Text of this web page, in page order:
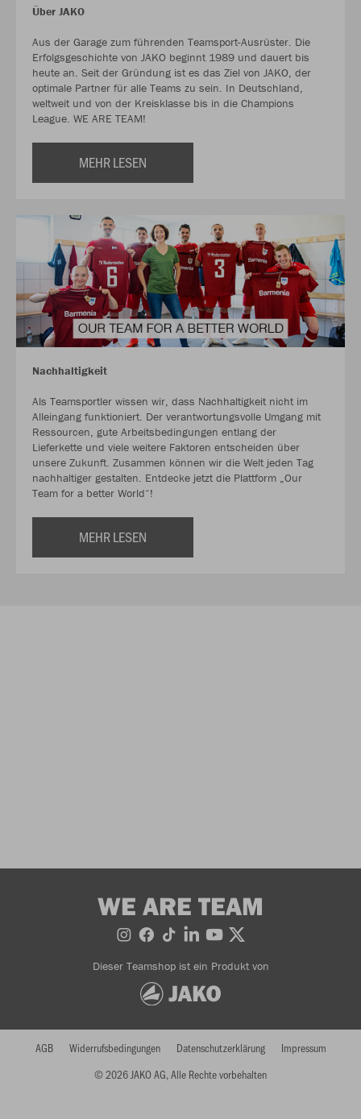
Über JAKO
Aus der Garage zum führenden Teamsport-Ausrüster. Die
Erfolgsgeschichte von JAKO beginnt 1989 und dauert bis
heute an. Seit der Gründung ist es das Ziel von JAKO, der
optimale Partner für alle Teams zu sein. In Deutschland,
weltweit und von der Kreisklasse bis in die Champions
League. WE ARE TEAM!
MEHR LESEN
Nachhaltigkeit
Als Teamsportler wissen wir, dass Nachhaltigkeit nicht im
Alleingang funktioniert. Der verantwortungsvolle Umgang mit
Ressourcen, gute Arbeitsbedingungen entlang der
Lieferkette und viele weitere Faktoren entscheiden über
unsere Zukunft. Zusammen können wir die Welt jeden Tag
nachhaltiger gestalten. Entdecke jetzt die Plattform „Our
Team for a better World“!
MEHR LESEN
WE ARE TEAM
Dieser Teamshop ist ein Produkt von
© 2026 JAKO AG, Alle Rechte vorbehalten
AGB Widerrufsbedingungen Datenschutzerklärung Impressum